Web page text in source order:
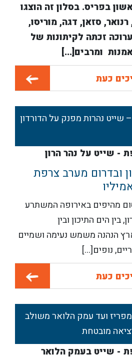
בפריס. בסלון זה הוצגו
רנואר, סזאן, דגה, מוריסו,
זכתה לקיתונות של
ומרבים[...]
שייט נהרות מפנק על הדורדון
ובדרום מערב צרפת
מהיפים באירופה המשתרע
בין הים התיכון ובין
הנהנה משמש נעימה ושמיים
נופים[...]
ועד עמק הלואר משולב